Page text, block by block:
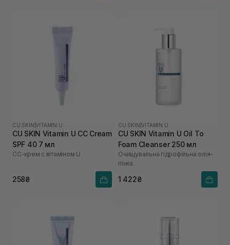
CU SKIN |VITAMIN U
CU SKIN Vitamin U CC Cream
SPF 40 7 мл
СС-крем с вітаміном U
258₴
CU SKIN |VITAMIN U
CU SKIN Vitamin U Oil To
Foam Cleanser 250 мл
Очищувальна гідрофільна олія-
пінка
1 422₴